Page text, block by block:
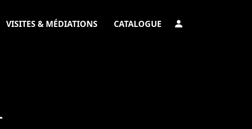
VISITES & MÉDIATIONS CATALOGUE